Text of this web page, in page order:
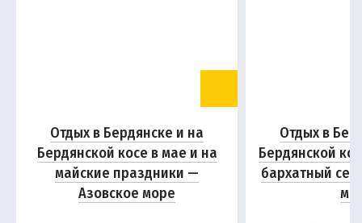
Отдых в Бердянске и на
Бердянской косе в мае и на
майские праздники —
Азовское море
Отдых в
Бердянской
бархатный